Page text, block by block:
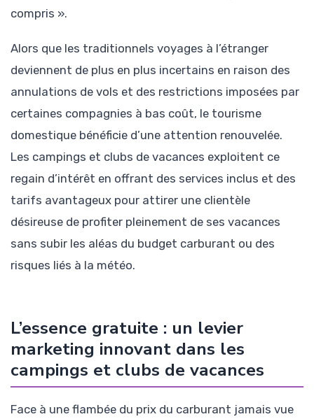
compris ».
Alors que les traditionnels voyages à l’étranger
deviennent de plus en plus incertains en raison des
annulations de vols et des restrictions imposées par
certaines compagnies à bas coût, le tourisme
domestique bénéficie d’une attention renouvelée.
Les campings et clubs de vacances exploitent ce
regain d’intérêt en offrant des services inclus et des
tarifs avantageux pour attirer une clientèle
désireuse de profiter pleinement de ses vacances
sans subir les aléas du budget carburant ou des
risques liés à la météo.
L’essence gratuite : un levier
marketing innovant dans les
campings et clubs de vacances
Face à une flambée du prix du carburant jamais vue